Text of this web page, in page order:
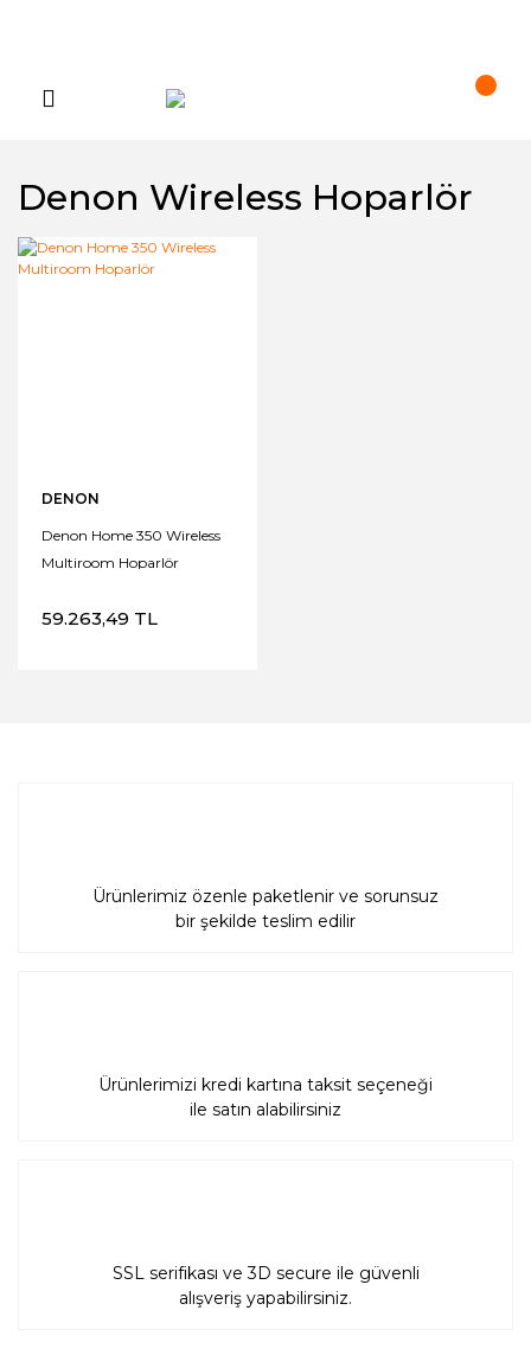
Denon Wireless Hoparlör
DENON
Denon Home 350 Wireless
Multiroom Hoparlör
59.263,49 TL
Ürünlerimiz özenle paketlenir ve sorunsuz
bir şekilde teslim edilir
Ürünlerimizi kredi kartına taksit seçeneği
ile satın alabilirsiniz
SSL serifikası ve 3D secure ile güvenli
alışveriş yapabilirsiniz.